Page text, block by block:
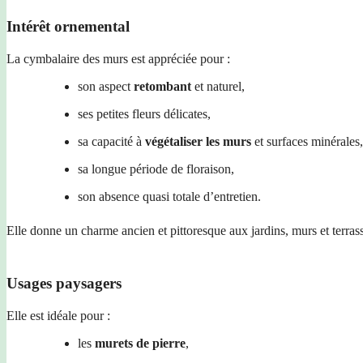
Intérêt ornemental
La cymbalaire des murs est appréciée pour :
son aspect retombant et naturel,
ses petites fleurs délicates,
sa capacité à végétaliser les murs et surfaces minérales,
sa longue période de floraison,
son absence quasi totale d’entretien.
Elle donne un charme ancien et pittoresque aux jardins, murs et
Usages paysagers
Elle est idéale pour :
les murets de pierre,